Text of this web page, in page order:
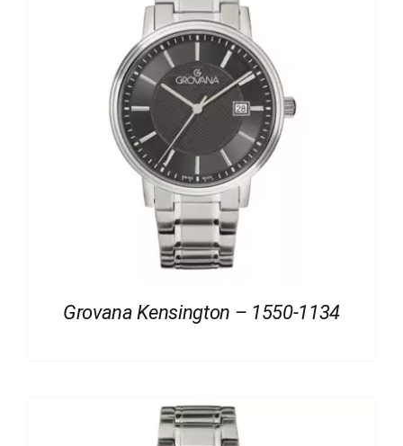
Grovana Kensington – 1550-1134